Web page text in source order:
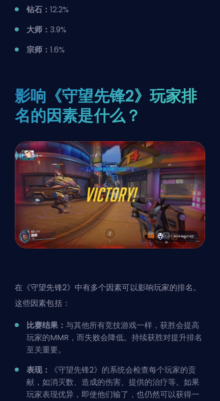
钻石： 12.2%
大师： 3.9%
宗师： 1.6%
影响《守望先锋2》玩家排
名的因素是什么？
在《守望先锋2》中有多个因素可以影响玩家的排名。
这些因素包括：
比赛结果： 与其他所有竞技游戏一样，获胜会提高
玩家的MMR，而失败会降低。持续获胜对提升排名
至关重要。
表现：
《守望先锋2》的系统会检查每个玩家的贡
献，如消灭数、造成的伤害、提供的治疗等。如果
玩家表现优异，即使他们输了，也仍然可以获得一